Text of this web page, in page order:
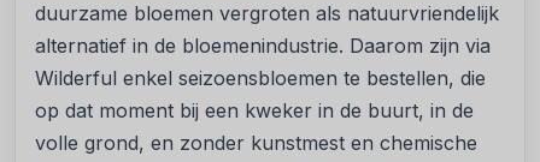
duurzame bloemen vergroten als natuurvriendelijk
alternatief in de bloemenindustrie. Daarom zijn via
Wilderful enkel seizoensbloemen te bestellen, die
op dat moment bij een kweker in de buurt, in de
volle grond, en zonder kunstmest en chemische